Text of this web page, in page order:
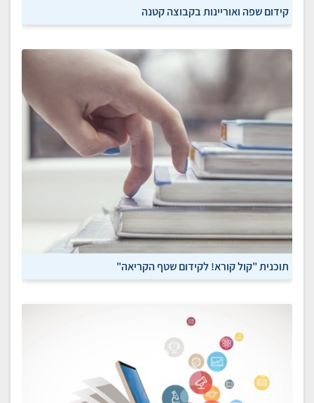
קידום שפה ואוריינות בקבוצה קטנה
תוכנית "קול קורא! לקידום שטף הקריאה"